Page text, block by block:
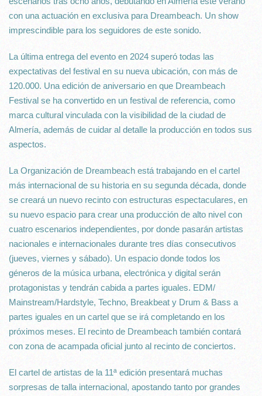
con una actuación en exclusiva para Dreambeach. Un show
imprescindible para los seguidores de este sonido.
La última entrega del evento en 2024 superó todas las
expectativas del festival en su nueva ubicación, con más de
120.000. Una edición de aniversario en que Dreambeach
Festival se ha convertido en un festival de referencia, como
marca cultural vinculada con la visibilidad de la ciudad de
Almería, además de cuidar al detalle la producción en todos sus
aspectos.
La Organización de Dreambeach está trabajando en el cartel
más internacional de su historia en su segunda década, donde
se creará un nuevo recinto con estructuras espectaculares, en
su nuevo espacio para crear una producción de alto nivel con
cuatro escenarios independientes, por donde pasarán artistas
nacionales e internacionales durante tres días consecutivos
(jueves, viernes y sábado). Un espacio donde todos los
géneros de la música urbana, electrónica y digital serán
protagonistas y tendrán cabida a partes iguales. EDM/
Mainstream/Hardstyle, Techno, Breakbeat y Drum & Bass a
partes iguales en un cartel que se irá completando en los
próximos meses. El recinto de Dreambeach también contará
con zona de acampada oficial junto al recinto de conciertos.
El cartel de artistas de la 11ª edición presentará muchas
sorpresas de talla internacional, apostando tanto por grandes